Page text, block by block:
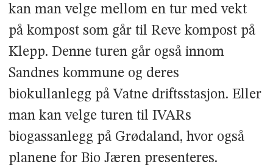
kan man velge mellom en tur med vekt
på kompost som går til Reve kompost på
Klepp. Denne turen går også innom
Sandnes kommune og deres
biokullanlegg på Vatne driftsstasjon. Eller
man kan velge turen til IVARs
biogassanlegg på Grødaland, hvor også
planene for Bio Jæren presenteres.